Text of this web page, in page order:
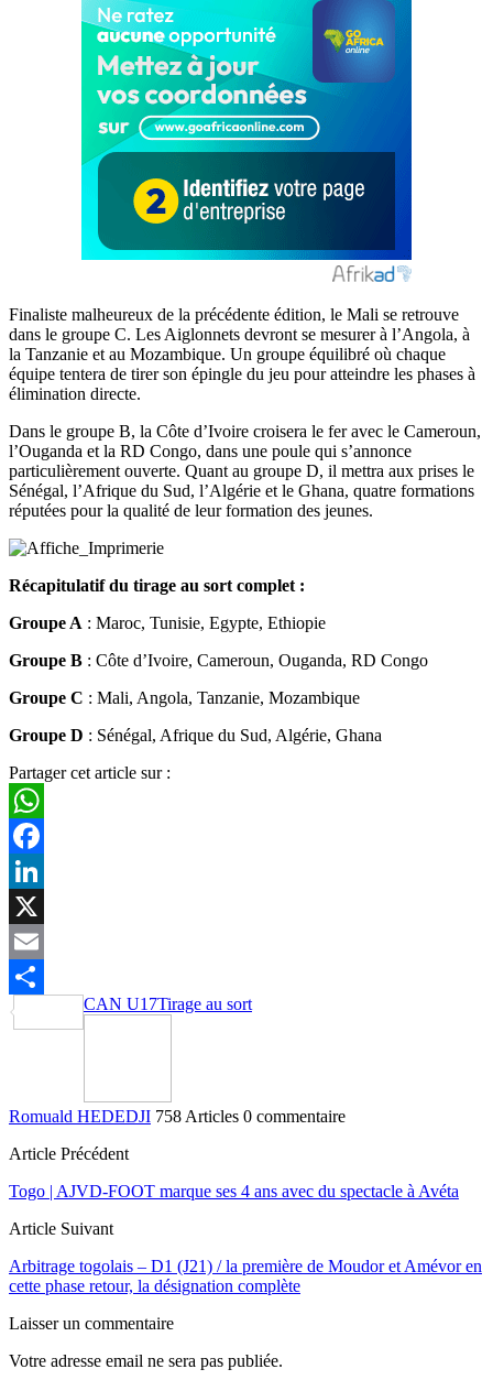
Finaliste malheureux de la précédente édition, le Mali se retrouve
dans le groupe C. Les Aiglonnets devront se mesurer à l’Angola, à
la Tanzanie et au Mozambique. Un groupe équilibré où chaque
équipe tentera de tirer son épingle du jeu pour atteindre les phases à
élimination directe.
Dans le groupe B, la Côte d’Ivoire croisera le fer avec le Cameroun,
l’Ouganda et la RD Congo, dans une poule qui s’annonce
particulièrement ouverte. Quant au groupe D, il mettra aux prises le
Sénégal, l’Afrique du Sud, l’Algérie et le Ghana, quatre formations
réputées pour la qualité de leur formation des jeunes.
Récapitulatif du tirage au sort complet :
Groupe A : Maroc, Tunisie, Egypte, Ethiopie
Groupe B : Côte d’Ivoire, Cameroun, Ouganda, RD Congo
Groupe C : Mali, Angola, Tanzanie, Mozambique
Groupe D : Sénégal, Afrique du Sud, Algérie, Ghana
Partager cet article sur :
WhatsApp
Facebook
LinkedIn
X
Email
Partager
CAN U17Tirage au sort
Romuald HEDEDJI 758 Articles 0 commentaire
Article Précédent
Togo | AJVD-FOOT marque ses 4 ans avec du spectacle à Avéta
Article Suivant
Arbitrage togolais – D1 (J21) / la première de Moudor et Amévor en
cette phase retour, la désignation complète
Laisser un commentaire
Votre adresse email ne sera pas publiée.